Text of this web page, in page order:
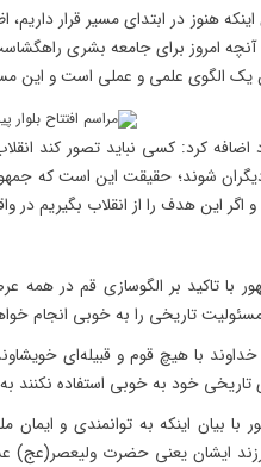
هنوز در ابتدای مسیر قرار داریم،
آنچه امروز برای جامعه بشری
یک الگوی علمی و عملی است و این
اضافه کرد: کسی نباید تصور کند
شوند؛ حقیقت این است که
این هدف را از انقلاب بگیریم در
با تاکید بر الگوسازی قم در همه
مسئولیت تاریخی را به خوبی انجام
با هیچ قوم و قبیله‌ای
خود به خوبی استفاده نکنند
با بیان اینکه به توانمندی و ایمان
ایشان یعنی حضرت ولیعصر(عج)